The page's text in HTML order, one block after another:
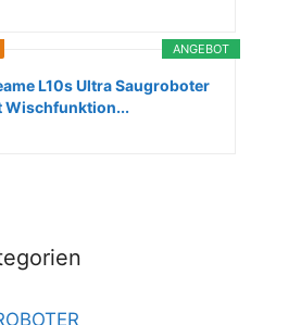
ANGEBOT
L10s Ultra Saugroboter
Wischfunktion...